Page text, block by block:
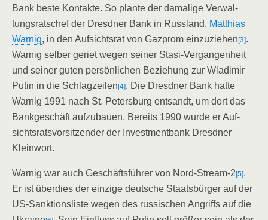
Bank bes­te Kon­tak­te. So plan­te der dama­li­ge Ver­wal­
tungs­rats­chef der Dresd­ner Bank in Russ­land, Mat­thi­as
War­nig, in den Auf­sichts­rat von Gaz­prom ein­zu­zie­hen [3].
War­nig sel­ber geriet wegen sei­ner Sta­si-Ver­gan­gen­heit
und sei­ner guten per­sön­li­chen Bezie­hung zur Wla­di­mir
Putin in die Schlag­zei­len [4]. Die Dresd­ner Bank hat­te
War­nig 1991 nach St. Peters­burg ent­sandt, um dort das
Bank­ge­schäft auf­zu­bau­en. Bereits 1990 wur­de er Auf­
sichts­rats­vor­sit­zen­der der Invest­ment­bank Dresd­ner
Kleinwort.
War­nig war auch Geschäfts­füh­rer von Nord-Stream‑2 [5].
Er ist über­dies der ein­zi­ge deut­sche Staats­bür­ger auf der
US-Sank­ti­ons­lis­te wegen des rus­si­schen Angriffs auf die